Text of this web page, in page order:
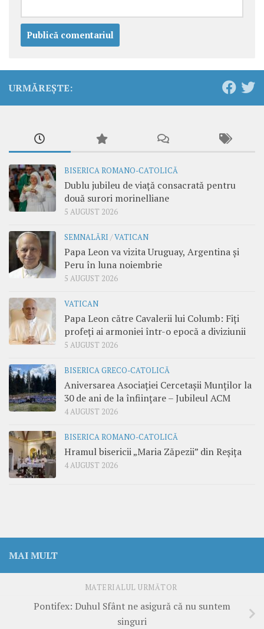
URMĂREȘTE:
BISERICA ROMANO-CATOLICĂ
Dublu jubileu de viață consacrată pentru
două surori morinelliane
5 AUGUST 2026
SEMNALĂRI /VATICAN
Papa Leon va vizita Uruguay, Argentina și
Peru în luna noiembrie
5 AUGUST 2026
VATICAN
Papa Leon către Cavalerii lui Columb: Fiți
profeți ai armoniei într-o epocă a diviziunii
5 AUGUST 2026
BISERICA GRECO-CATOLICĂ
Aniversarea Asociației Cercetașii Munților la
30 de ani de la înființare – Jubileul ACM
4 AUGUST 2026
BISERICA ROMANO-CATOLICĂ
Hramul bisericii „Maria Zăpezii” din Reșița
4 AUGUST 2026
MAI MULT
MATERIALUL URMĂTOR
Pontifex: Duhul Sfânt ne asigură că nu suntem
singuri